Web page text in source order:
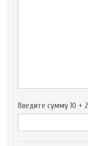
Введите сумму 10 + 2